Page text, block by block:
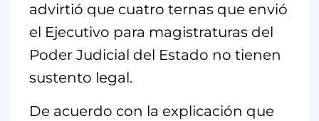
advirtió que cuatro ternas que envió
el Ejecutivo para magistraturas del
Poder Judicial del Estado no tienen
sustento legal.
De acuerdo con la explicación que